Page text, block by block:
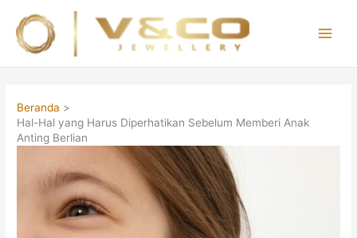
konten
Beranda
Hal-Hal yang Harus Diperhatikan Sebelum Memberi Anak
Anting Berlian